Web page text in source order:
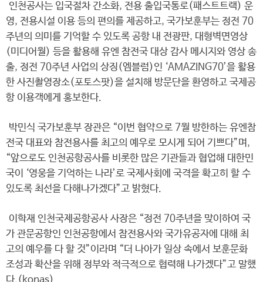
인천공사는 입국절차 간소화, 전용 출입국통로(패스트트랙) 운
영, 전용시설 이용 등의 편의를 제공하고, 국가보훈부는 정전 70
주년의 의미를 기억할 수 있도록 공항 내 전광판, 대형벽면영상
(미디어월) 등을 활용해 유엔 참전국 대상 감사 메시지와 영상 송
출, 정전 70주년 사업의 상징(엠블럼)인 ‘AMAZING70’을 활용
한 사진촬영장소(포토스팟)을 설치해 방문단을 환영하고 국제공
항 이용객에게 홍보한다.
박민식 국가보훈부 장관은 “이번 협약으로 7월 방한하는 유엔참
전국 대표와 참전용사를 최고의 예우로 모시게 되어 기쁘다”며,
“앞으로도 인천공항공사를 비롯한 많은 기관들과 협업해 대한민
국이 ‘영웅을 기억하는 나라’로 국제사회에 국격을 확고히 할 수
있도록 최선을 다해나가겠다”고 밝혔다.
이학재 인천국제공항공사 사장은 “정전 70주년을 맞이하여 국
가 관문공항인 인천공항에서 참전용사와 국가유공자에 대해 최
고의 예우를 다 할 것”이라며 “더 나아가 일상 속에서 보훈문화
조성과 확산을 위해 정부와 적극적으로 협력해 나가겠다”고 말했